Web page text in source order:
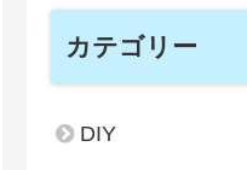
カテゴリー
DIY